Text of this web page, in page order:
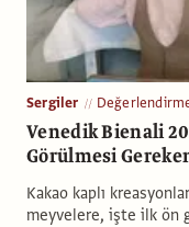
Sergiler
Venedik Bienali
Görülmesi
Kakao kaplı
meyvelere, işte ilk ön